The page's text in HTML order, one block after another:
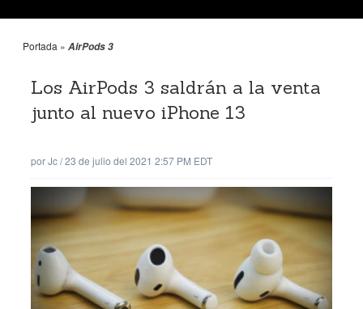
Portada » AirPods 3
Los AirPods 3 saldrán a la venta
junto al nuevo iPhone 13
porJc/23 de julio del 2021 2:57 PM EDT